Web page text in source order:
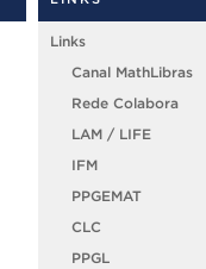
Links
Canal MathLibras
Rede Colabora
LAM / LIFE
IFM
PPGEMAT
CLC
PPGL